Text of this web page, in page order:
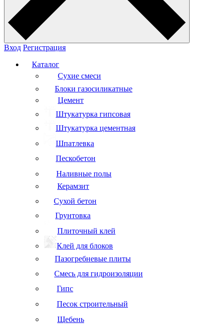
Вход Регистрация
Каталог
Сухие смеси
Блоки газосиликатные
Цемент
Штукатурка гипсовая
Штукатурка цементная
Шпатлевка
Пескобетон
Наливные полы
Керамзит
Сухой бетон
Грунтовка
Плиточный клей
Клей для блоков
Пазогребневые плиты
Смесь для гидроизоляции
Гипс
Песок строительный
Щебень